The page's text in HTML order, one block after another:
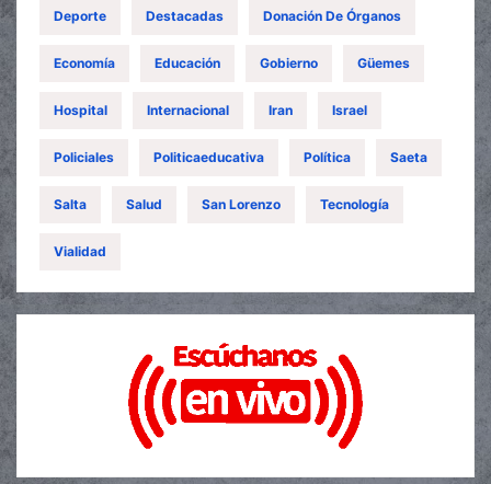
Deporte Destacadas Donación De Órganos
Economía Educación Gobierno Güemes
Hospital Internacional Iran Israel
Policiales Politicaeducativa Política Saeta
Salta Salud San Lorenzo Tecnología
Vialidad